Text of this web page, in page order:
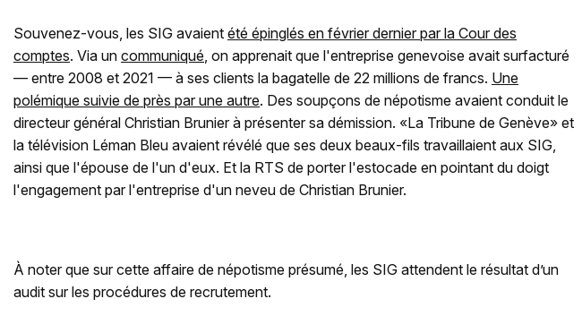
Souvenez-vous, les SIG avaient été épinglés en février dernier par la Cour des
comptes. Via un communiqué, on apprenait que l'entreprise genevoise avait surfacturé
— entre 2008 et 2021 — à ses clients la bagatelle de 22 millions de francs. Une
polémique suivie de près par une autre. Des soupçons de népotisme avaient conduit le
directeur général Christian Brunier à présenter sa démission. «La Tribune de Genève» et
la télévision Léman Bleu avaient révélé que ses deux beaux-fils travaillaient aux SIG,
ainsi que l'épouse de l'un d'eux. Et la RTS de porter l'estocade en pointant du doigt
l'engagement par l'entreprise d'un neveu de Christian Brunier.
À noter que sur cette affaire de népotisme présumé, les SIG attendent le résultat d’un
audit sur les procédures de recrutement.